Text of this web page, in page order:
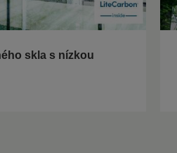
skla s nízkou